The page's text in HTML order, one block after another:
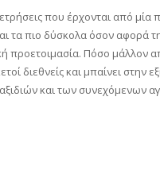
που έρχονται από μία
τα πιο δύσκολα όσον αφορά
προετοιμασία. Πόσο μάλλον
διεθνείς και μπαίνει στην
και των συνεχόμενων